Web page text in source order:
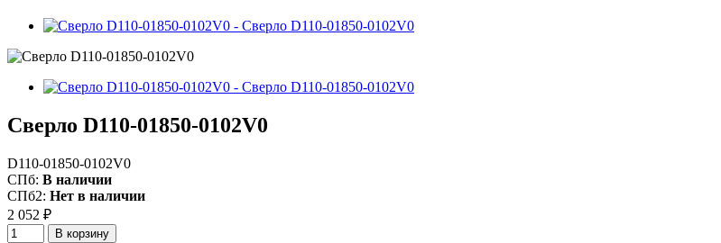
Сверло D110-01850-0102V0
D110-01850-0102V0
СПб: В наличии
СПб2: Нет в наличии
2 052 ₽
В корзину